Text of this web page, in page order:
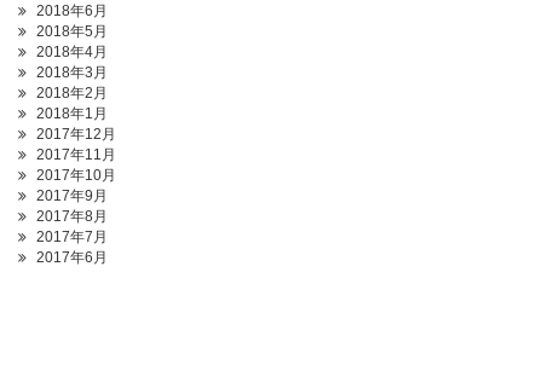
2018年6月
2018年5月
2018年4月
2018年3月
2018年2月
2018年1月
2017年12月
2017年11月
2017年10月
2017年9月
2017年8月
2017年7月
2017年6月